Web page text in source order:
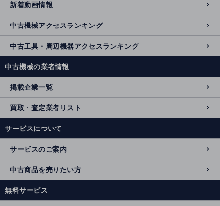
新着動画情報
中古機械アクセスランキング
中古工具・周辺機器アクセスランキング
中古機械の業者情報
掲載企業一覧
買取・査定業者リスト
サービスについて
サービスのご案内
中古商品を売りたい方
無料サービス